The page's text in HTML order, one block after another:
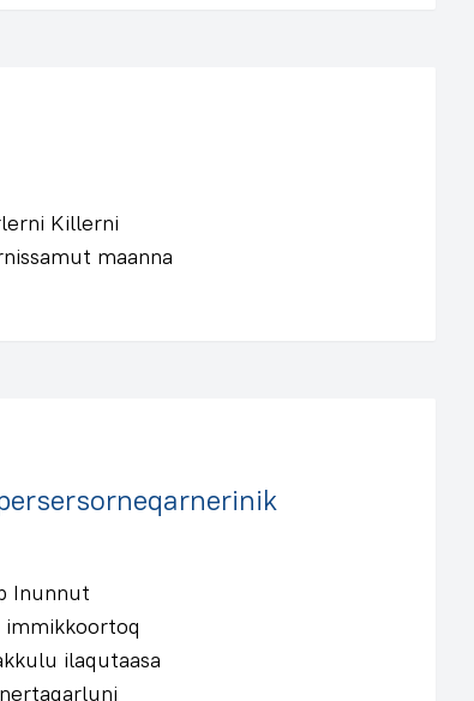
Killerni
maanna
Inunnut
ilaqutaasa